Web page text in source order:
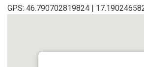
GPS: 46.790702819824 |